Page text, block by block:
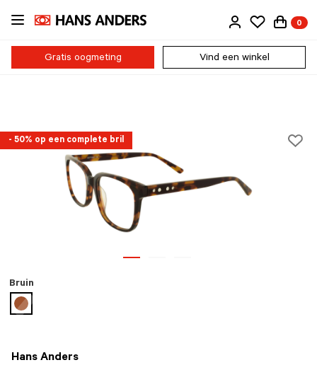
Ga
naar
inhoud
0
Gratis oogmeting Vind een winkel
- 50% op een complete bril
Hans Anders
Bruin
geselecteerd